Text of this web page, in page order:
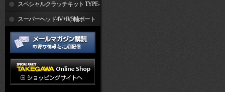
エンジンパーツ
スペシャルクラッチキット TYPE-
スーパーヘッド4V+R(5軸ポート
加工)